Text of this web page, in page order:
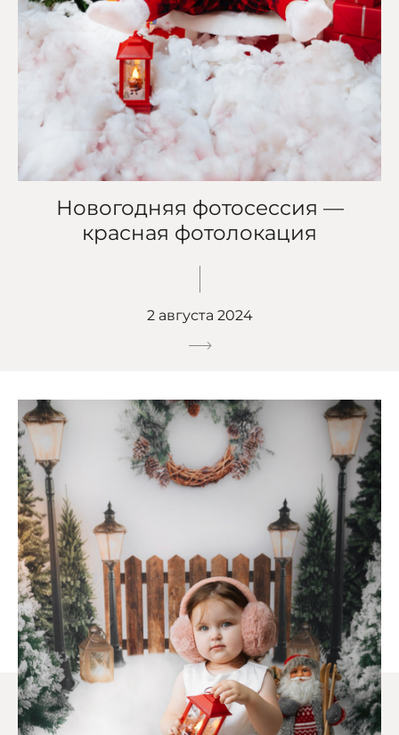
Новогодняя фотосессия —
красная фотолокация
2 августа 2024